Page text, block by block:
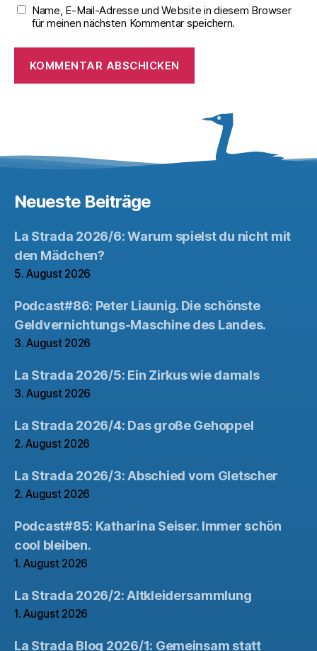
Name, E-Mail-Adresse und Website in diesem Browser
für meinen nächsten Kommentar speichern.
Neueste Beiträge
La Strada 2026/6: Warum spielst du nicht mit
den Mädchen?
5. August 2026
Podcast#86: Peter Liaunig. Die schönste
Geldvernichtungs-Maschine des Landes.
3. August 2026
La Strada 2026/5: Ein Zirkus wie damals
3. August 2026
La Strada 2026/4: Das große Gehoppel
2. August 2026
La Strada 2026/3: Abschied vom Gletscher
2. August 2026
Podcast#85: Katharina Seiser. Immer schön
cool bleiben.
1. August 2026
La Strada 2026/2: Altkleidersammlung
1. August 2026
La Strada Blog 2026/1: Gemeinsam statt